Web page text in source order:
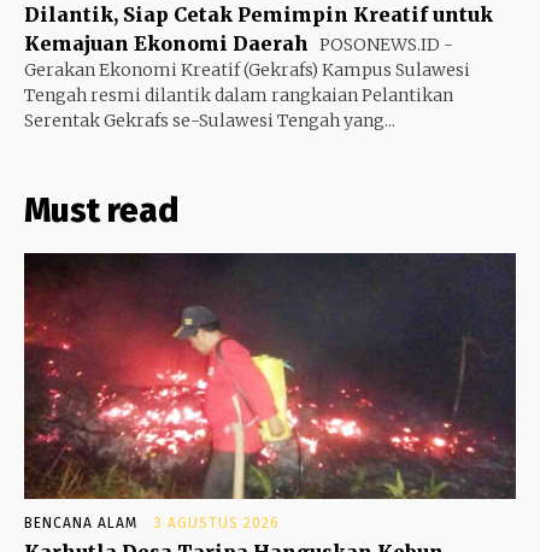
Dilantik, Siap Cetak Pemimpin Kreatif untuk
Kemajuan Ekonomi Daerah POSONEWS.ID -
Gerakan Ekonomi Kreatif (Gekrafs) Kampus Sulawesi
Tengah resmi dilantik dalam rangkaian Pelantikan
Serentak Gekrafs se-Sulawesi Tengah yang...
Must read
BENCANA ALAM 3 AGUSTUS 2026